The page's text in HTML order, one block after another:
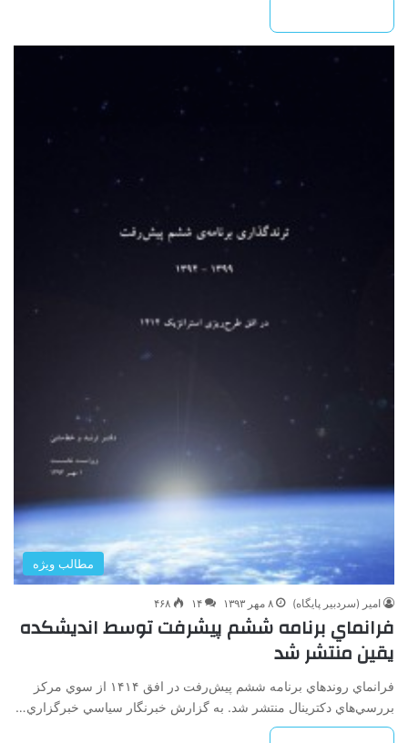
مطالب ویژه
امیر (سردبیر پایگاه) ۸ مهر ۱۳۹۳ ۱۴ ۴۶۸
فرانماي برنامه ششم پيشرفت توسط اندیشکده
یقین منتشر شد
فرانماي روندهاي برنامه ششم پيش‌رفت در افق ۱۴۱۴ از سوي مرکز
بررسي‌هاي دکترينال منتشر شد. به گزارش خبرنگار سياسي خبرگزاري…